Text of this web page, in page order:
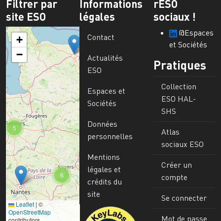
Filtrer par
site ESO
6
5
+
−
Leaflet | ©
OpenStreetMap
Informations
légales
Contact
Actualités
ESO
Espaces et
Sociétés
Données
personnelles
Mentions
légales et
crédits du
site
Image
rESO
sociaux !
@Espaces
et Sociétés
Pratiques
Collection
ESO HAL-
SHS
Atlas
sociaux ESO
Créer un
compte
Se connecter
Mot de passe